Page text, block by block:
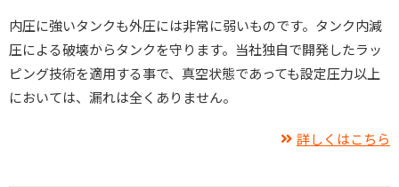
内圧に強いタンクも外圧には非常に弱いものです。タンク内減
圧による破壊からタンクを守ります。当社独自で開発したラッ
ピング技術を適用する事で、真空状態であっても設定圧力以上
においては、漏れは全くありません。
詳しくはこちら